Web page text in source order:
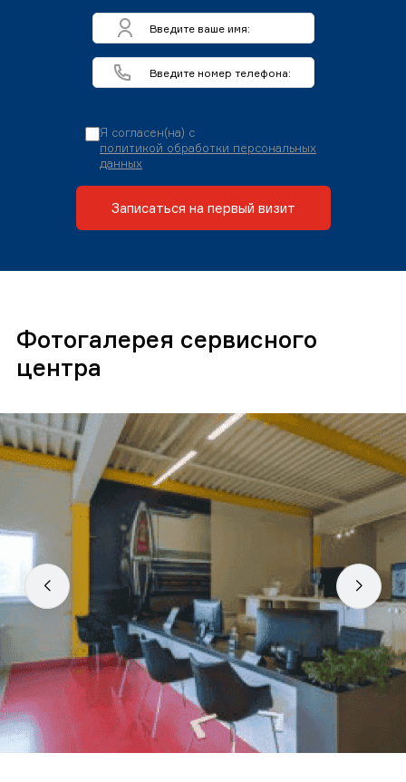
Я согласен(на) с
политикой обработки персональных
данных
Записаться на первый визит
Фотогалерея сервисного
центра